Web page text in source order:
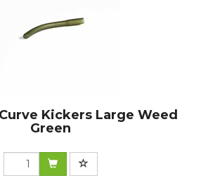
Kickers Large Weed
Green